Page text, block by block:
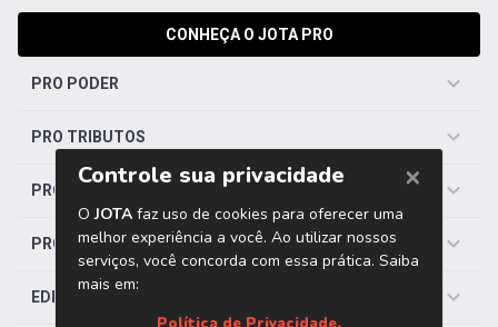
CONHEÇA O JOTA PRO
PRO PODER
PRO TRIBUTOS
PRO TRABALHISTA
PRO SAÚDE
EDITORIAS